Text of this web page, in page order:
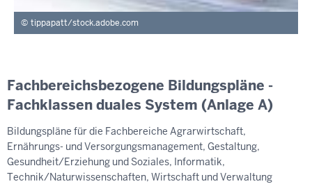
tippapatt/stock.adobe.com
Fachbereichsbezogene Bildungspläne -
Fachklassen duales System (Anlage A)
Bildungspläne für die Fachbereiche Agrarwirtschaft,
Ernährungs- und Versorgungsmanagement, Gestaltung,
Gesundheit/Erziehung und Soziales, Informatik,
Technik/Naturwissenschaften, Wirtschaft und Verwaltung